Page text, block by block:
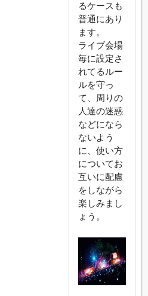
るケースも
普通にあり
ます。
ライブ会場
毎に設定さ
れてるルー
ルを守っ
て、周りの
人達の迷惑
などになら
ないよう
に、使い方
についてお
互いに配慮
をしながら
楽しみまし
ょう。